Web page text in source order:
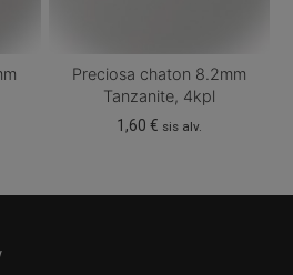
Preciosa chaton 8.2mm
Tanzanite, 4kpl
1,60 € sis alv.